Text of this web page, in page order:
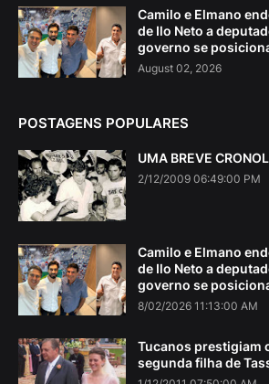
Camilo e Elmano
de Ilo Neto a
governo se
August 02, 2026
POSTAGENS POPULARES
UMA BREVE
2/12/2009 06:49:00 PM
Camilo e Elmano
de Ilo Neto a
governo se
8/02/2026 11:13:00 AM
Tucanos prestigiam
segunda filha de